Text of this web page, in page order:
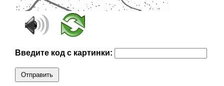
Введите код с картинки:
Отправить